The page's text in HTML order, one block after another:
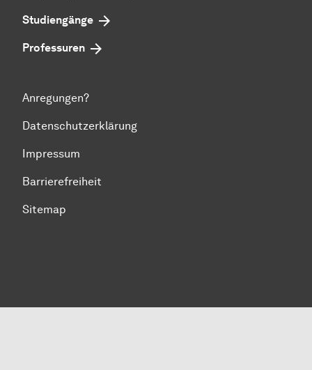
Studiengänge
Professuren
Anregungen?
Datenschutzerklärung
Impressum
Barrierefreiheit
Sitemap